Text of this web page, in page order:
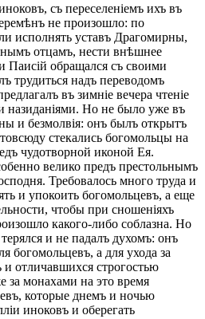
съ переселеніемъ ихъ въ
не произошло: по
исполнять уставъ Драгомирны,
отцамъ, нести внѣшнее
Паисій обращался съ своими
трудиться надъ переводомъ
въ зимніе вечера чтеніе
назиданіями. Но не было уже въ
и безмолвія: онъ былъ открытъ
стекались богомольцы на
чудотворной иконой Ея.
велико предъ престольнымъ
Требовалось много труда и
и упокоить богомольцевъ, а еще
чтобы при сношеніяхъ
какого-либо соблазна. Но
и не падалъ духомъ: онъ
богомольцевъ, а для ухода за
отличавшихся строгостью
за монахами на это время
которые днемъ и ночью
иноковъ и оберегать